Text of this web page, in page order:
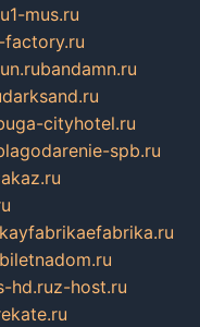
1-mus.ru
factory.ru
bandamn.ru
darksand.ru
cityhotel.ru
spb.ru
biletnadom.ru
hd.ruz-host.ru